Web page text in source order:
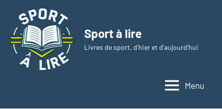
contenu
Sport à lire
Livres de sport, d'hier et d'aujourd'hui
Menu